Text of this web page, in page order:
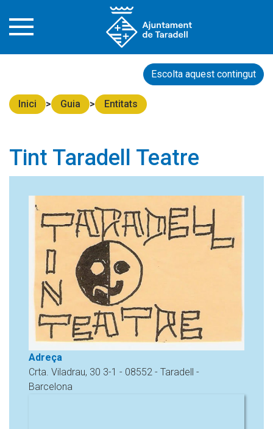
Escolta aquest contingut
Inici Guia Entitats
Tint Taradell Teatre
Adreça
Crta. Viladrau, 30 3-1 - 08552 - Taradell -
Barcelona